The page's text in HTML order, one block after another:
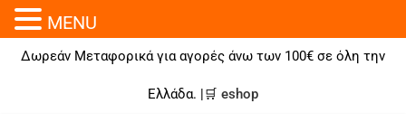
Δωρεάν Μεταφορικά για αγορές άνω των 100€ σε όλη την
Ελλάδα. |🛒 eshop
MENU